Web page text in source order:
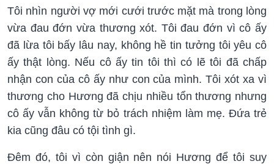
Tôi nhìn người vợ mới cưới trước mặt mà trong lòng
vừa đau đớn vừa thương xót. Tôi đau đớn vì cô ấy
đã lừa tôi bấy lâu nay, không hề tin tưởng tôi yêu cô
ấy thật lòng. Nếu cô ấy tin tôi thì có lẽ tôi đã chấp
nhận con của cô ấy như con của mình. Tôi xót xa vì
thương cho Hương đã chịu nhiều tổn thương nhưng
cô ấy vẫn không từ bỏ trách nhiệm làm mẹ. Đứa trẻ
kia cũng đâu có tội tình gì.
Đêm đó, tôi vì còn giận nên nói Hương để tôi suy